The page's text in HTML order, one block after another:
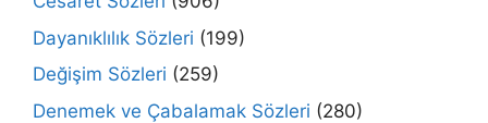
Dayanıklılık Sözleri (199)
Değişim Sözleri (259)
Denemek ve Çabalamak Sözleri (280)